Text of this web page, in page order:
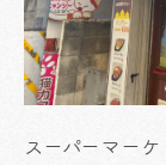
スーパーマー